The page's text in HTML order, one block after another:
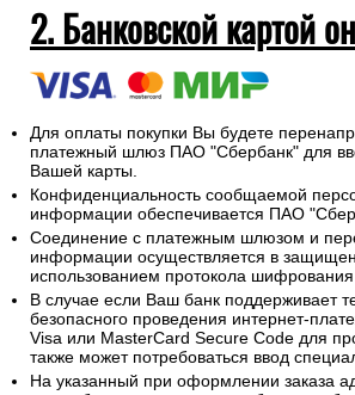
2. Банковской картой
Для оплаты покупки Вы будете
платежный шлюз ПАО "Сбербанк" для
Вашей карты.
Конфиденциальность сообщаемой
информации обеспечивается ПАО
Соединение с платежным шлюзом и
информации осуществляется в
использованием протокола
В случае если Ваш банк поддерживает
безопасного проведения интернет-
Visa или MasterCard Secure Code для
также может потребоваться ввод
На указанный при оформлении заказа